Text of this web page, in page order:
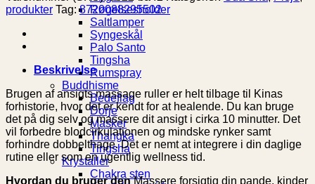
Røgelsesholder
Saltlamper
Syngeskål
Palo Santo
Tingsha
Rumspray
Buddhisme
Bedeflag
Dorje
Masker
Thangka
Tingsha
Krystaller
Chakra sten
produkter Tag:8720088295502
Beskrivelse
Brugen af ansigts massage ruller er helt tilbage til Kinas
forhistorie, hvor det er kendt for at healende. Du kan bruge
det på dig selv og massere dit ansigt i cirka 10 minutter. Det
vil forbedre blodcirkulationen og mindske rynker samt
forhindre dobbelthage. Det er nemt at integrere i din daglige
rutine eller som en ugentlig wellness tid.
Hvordan du bruger denMassere forsigtig din pande, kinder